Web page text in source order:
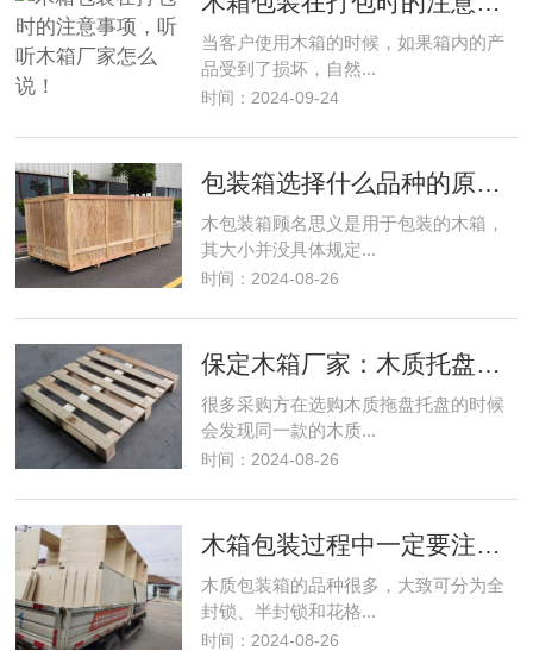
当客户使用木箱的时候，如果箱内的产
品受到了损坏，自然...
时间：2024-09-24
包装箱选择什么品种的原木材料比较好？
木包装箱顾名思义是用于包装的木箱，
其大小并没具体规定...
时间：2024-08-26
保定木箱厂家：木质托盘越重越好吗？
很多采购方在选购木质拖盘托盘的时候
会发现同一款的木质...
时间：2024-08-26
木箱包装过程中一定要注意的六大事项
木质包装箱的品种很多，大致可分为全
封锁、半封锁和花格...
时间：2024-08-26